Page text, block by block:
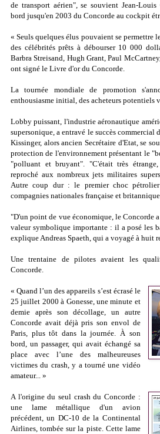
de transport aérien", se souvient Jean-
bord jusqu'en 2003 du Concorde au cockpit
« Seuls quelques élus pouvaient se permettre
des célébrités prêts à débourser 10 000
Barbra Streisand, Hugh Grant, Paul
ont signé le Livre d'or du Concorde.
La tournée mondiale de promotion
enthousiasme initial, des acheteurs potentiels
Lobby puissant, l'industrie aéronautique
supersonique, a entravé le succès
Kissinger, alors ancien Secrétaire d'Etat, se
protection de l'environnement présentant le
"polluant et bruyant". "C'était très
reproché aux nombreux jets militaires
Autre coup dur : le premier choc
compagnies nationales française et
"D'un point de vue économique, le Concorde
valeur symbolique importante : il a posé les
explique Andreas Spaeth, qui a voyagé à huit
Une trentaine de pilotes avaient les
Concorde.
« Quand l’un des appareils s’est écrasé le
25 juillet 2000 à Gonesse, une minute et
demie après son décollage, un autre
Concorde avait déjà pris son envol de
Paris, plus tôt dans la journée. À son
bord, un passager, qui avait échangé sa
place avec l’une des malheureuses
victimes du crash, y a tourné une vidéo
amateur... »
A l'origine du seul crash du Concorde :
une lame métallique d'un avion
précédent, un DC-10 de la Continental
Airlines, tombée sur la piste. Cette lame